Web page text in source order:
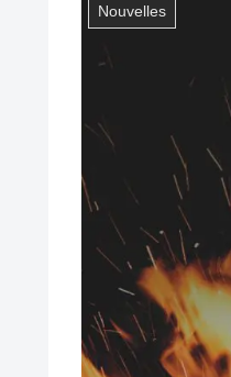
Nouvelles